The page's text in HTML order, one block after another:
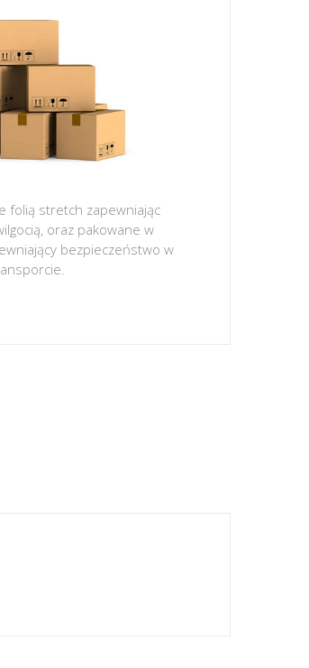
folią stretch zapewniając
oraz pakowane w
bezpieczeństwo w